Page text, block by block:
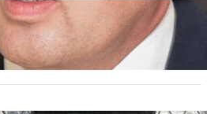
VV-LDK për gazin amerikan,
Hotit: “Mbrojeni LDK-në, jo
SHBA-në”